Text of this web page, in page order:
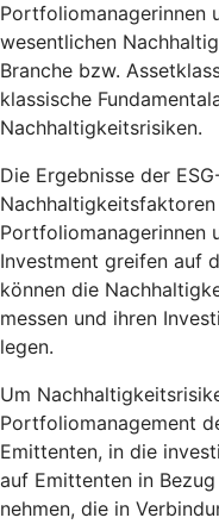
Portfoliomanagerinnen
wesentlichen
Branche bzw.
klassische
Nachhaltigkeitsrisiken.
Die Ergebnisse der
Portfoliomanagerinnen
Investment greifen auf
können die
messen und ihren
legen.
Um
Portfoliomanagement
Emittenten, in die
auf Emittenten in
nehmen, die in